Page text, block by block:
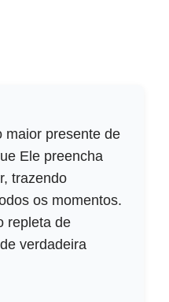
maior presente de
Ele preencha
trazendo
os momentos.
repleta de
verdadeira